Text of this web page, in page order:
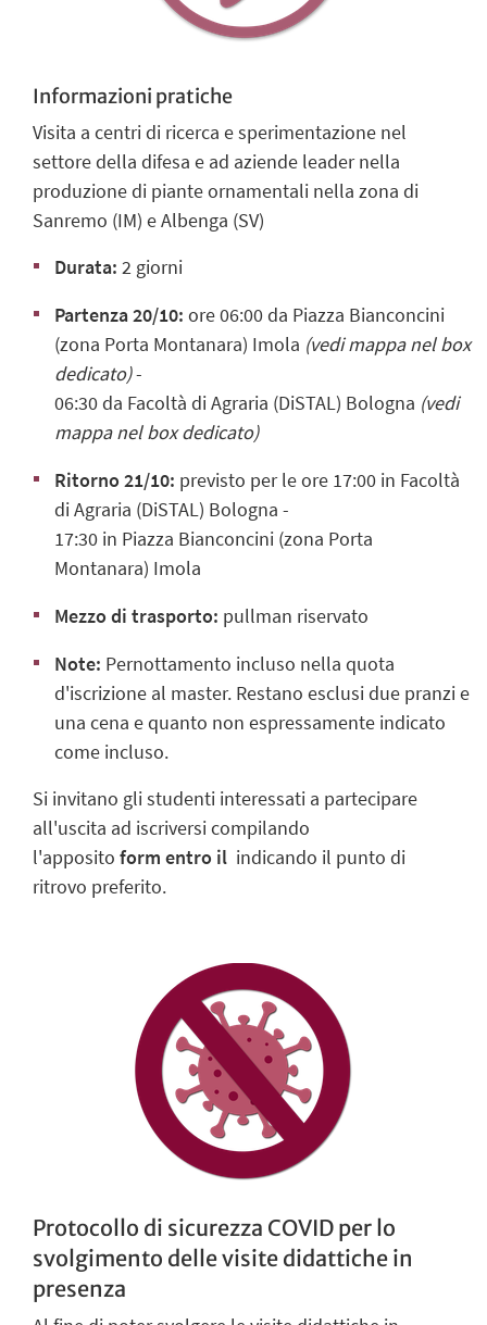
Informazioni pratiche
Visita a centri di ricerca e sperimentazione nel
settore della difesa e ad aziende leader nella
produzione di piante ornamentali nella zona di
Sanremo (IM) e Albenga (SV)
Durata: 2 giorni
Partenza 20/10: ore 06:00 da Piazza Bianconcini
(zona Porta Montanara) Imola (vedi mappa nel box
dedicato)-
06:30 da Facoltà di Agraria (DiSTAL) Bologna (vedi
mappa nel box dedicato)
Ritorno 21/10: previsto per le ore 17:00 in Facoltà
di Agraria (DiSTAL) Bologna -
17:30 in Piazza Bianconcini (zona Porta
Montanara) Imola
Mezzo di trasporto: pullman riservato
Note: Pernottamento incluso nella quota
d'iscrizione al master. Restano esclusi due pranzi e
una cena e quanto non espressamente indicato
come incluso.
Si invitano gli studenti interessati a partecipare
all'uscita ad iscriversi compilando
l'apposito form entro il indicando il punto di
ritrovo preferito.
Protocollo di sicurezza COVID per lo
svolgimento delle visite didattiche in
presenza